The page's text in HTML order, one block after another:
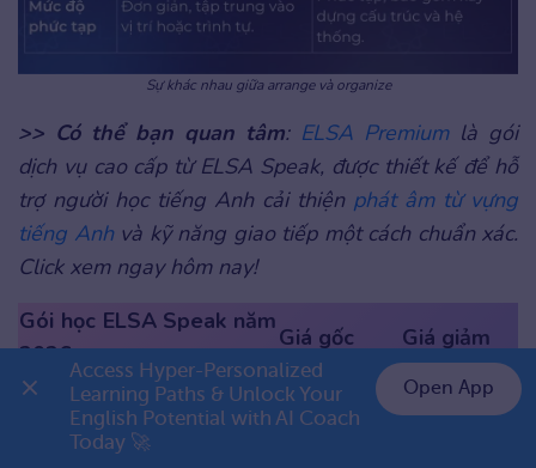
Sự khác nhau giữa arrange và organize
>> Có thể bạn quan tâm: ELSA Premiumlà gói
dịch vụ cao cấp từ ELSA Speak, được thiết kế để hỗ
trợ người học tiếng Anh cải thiện phát âm từ vựng
tiếng Anhvà kỹ năng giao tiếp một cách chuẩn xác.
Click xem ngay hôm nay!
Gói học ELSA Speak năm
2026
Giá gốc Giá giảm
ELSA Premium Trọn
8.800.000
–
👉 Premium 1 năm chỉ 999K
Access Hyper-Personalized
Learning Paths & Unlock Your
English Potential with AI Coach
Today 🚀
Open App